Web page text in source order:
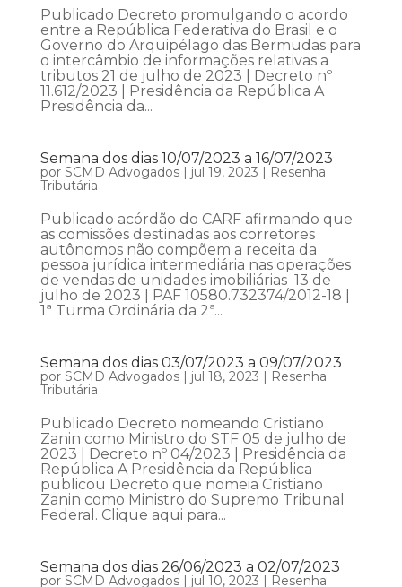
Publicado Decreto promulgando o acordo
entre a República Federativa do Brasil e o
Governo do Arquipélago das Bermudas para
o intercâmbio de informações relativas a
tributos 21 de julho de 2023 | Decreto nº
11.612/2023 | Presidência da República A
Presidência da...
Semana dos dias 10/07/2023 a 16/07/2023
por SCMD Advogados| jul 19, 2023 | Resenha
Tributária
Publicado acórdão do CARF afirmando que
as comissões destinadas aos corretores
autônomos não compõem a receita da
pessoa jurídica intermediária nas operações
de vendas de unidades imobiliárias 13 de
julho de 2023 | PAF 10580.732374/2012-18 |
1ª Turma Ordinária da 2ª...
Semana dos dias 03/07/2023 a 09/07/2023
por SCMD Advogados| jul 18, 2023 | Resenha
Tributária
Publicado Decreto nomeando Cristiano
Zanin como Ministro do STF 05 de julho de
2023 | Decreto nº 04/2023 | Presidência da
República A Presidência da República
publicou Decreto que nomeia Cristiano
Zanin como Ministro do Supremo Tribunal
Federal. Clique aqui para...
Semana dos dias 26/06/2023 a 02/07/2023
por SCMD Advogados| jul 10, 2023 | Resenha